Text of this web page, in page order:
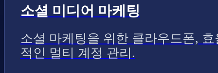
소셜 미디어 마케팅
소셜 마케팅을 위한 클라우드폰, 효
적인 멀티 계정 관리.